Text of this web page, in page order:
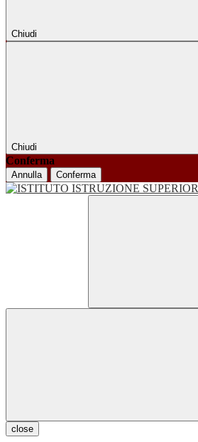
Chiudi
Chiudi
Conferma
Annulla Conferma
close